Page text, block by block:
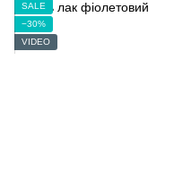
SALE
−30%
VIDEO